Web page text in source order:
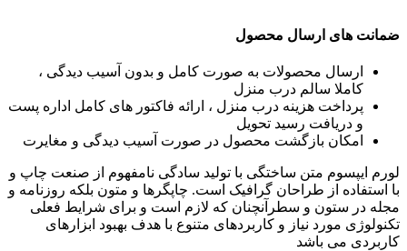
ضمانت های ارسال محصول
ارسال محصولات به صورت کامل و بدون آسیب دیدگی ،
کاملا سالم درب منزل
پرداخت هزینه درب منزل ، ارائه فاکتور های کامل اداره پست
و دریافت رسید تحویل
امکان بازگشت محصول در صورت آسیب دیدگی و مغایرت
لورم ایپسوم متن ساختگی با تولید سادگی نامفهوم از صنعت چاپ و
با استفاده از طراحان گرافیک است. چاپگرها و متون بلکه روزنامه و
مجله در ستون و سطرآنچنان که لازم است و برای شرایط فعلی
تکنولوژی مورد نیاز و کاربردهای متنوع با هدف بهبود ابزارهای
کاربردی می باشد